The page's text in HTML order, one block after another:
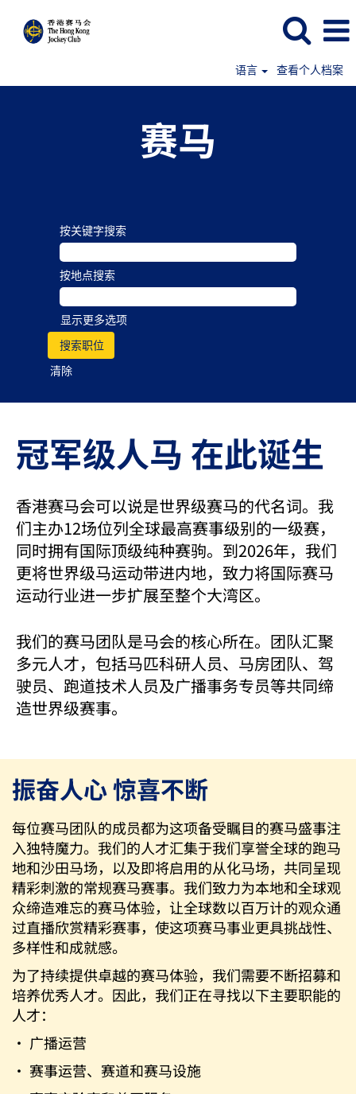
语言 查看个人档案
赛马
按关键字搜索
按地点搜索
显示更多选项
清除
冠军级人马 在此诞生
香港赛马会可以说是世界级赛马的代名词。我
们主办12场位列全球最高赛事级别的一级赛，
同时拥有国际顶级纯种赛驹。到2026年，我们
更将世界级马运动带进内地，致力将国际赛马
运动行业进一步扩展至整个大湾区。
我们的赛马团队是马会的核心所在。团队汇聚
多元人才，包括马匹科研人员、马房团队、驾
驶员、跑道技术人员及广播事务专员等共同缔
造世界级赛事。
振奋人心 惊喜不断
每位赛马团队的成员都为这项备受瞩目的赛马盛事注
入独特魔力。我们的人才汇集于我们享誉全球的跑马
地和沙田马场，以及即将启用的从化马场，共同呈现
精彩刺激的常规赛马赛事。我们致力为本地和全球观
众缔造难忘的赛马体验，让全球数以百万计的观众通
过直播欣赏精彩赛事，使这项赛马事业更具挑战性、
多样性和成就感。
为了持续提供卓越的赛马体验，我们需要不断招募和
培养优秀人才。因此，我们正在寻找以下主要职能的
人才：
· 广播运营
· 赛事运营、赛道和赛马设施